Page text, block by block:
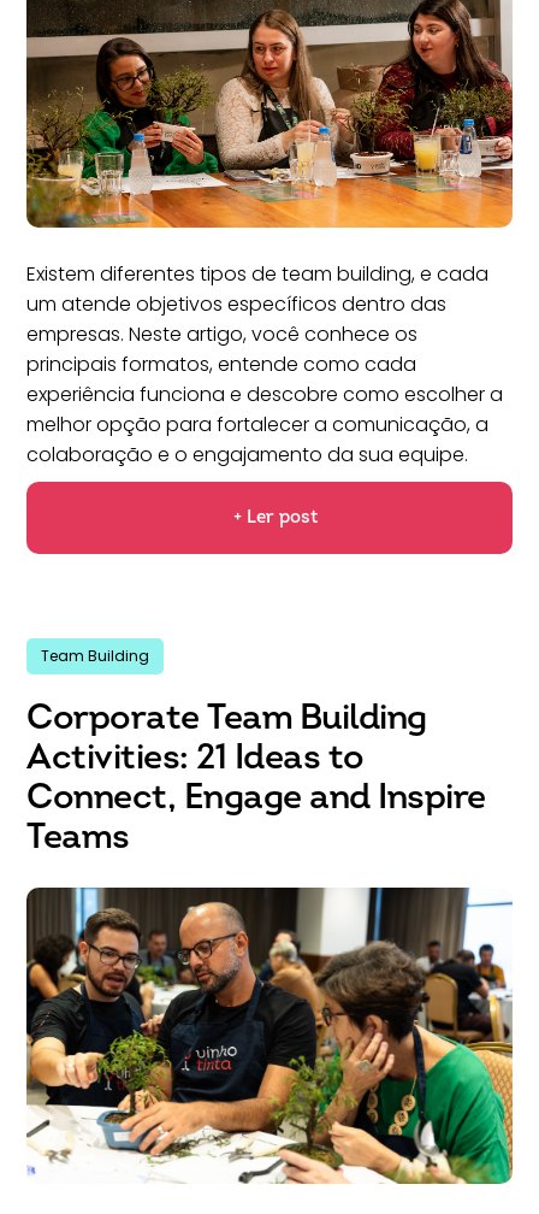
Existem diferentes tipos de team building, e cada
um atende objetivos específicos dentro das
empresas. Neste artigo, você conhece os
principais formatos, entende como cada
experiência funciona e descobre como escolher a
melhor opção para fortalecer a comunicação, a
colaboração e o engajamento da sua equipe.
+ Ler post
Team Building
Corporate Team Building
Activities: 21 Ideas to
Connect, Engage and Inspire
Teams